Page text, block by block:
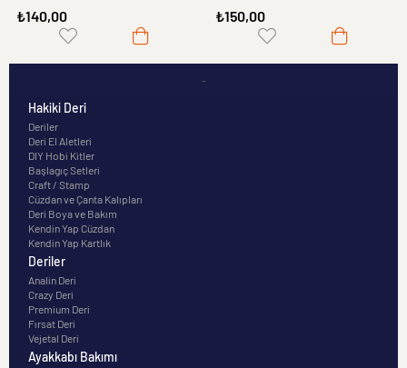
₺140,00 ₺150,00
-
Hakiki Deri
Deriler
Deri El Aletleri
DIY Hobi Kitler
Başlagıç Setleri
Craft / Stamp
Cüzdan ve Çanta Kalıpları
Deri Boya ve Bakım
Kendin Yap Cüzdan
Kendin Yap Kartlık
Deriler
Analin Deri
Crazy Deri
Premium Deri
Fırsat Deri
Vejetal Deri
Ayakkabı Bakımı